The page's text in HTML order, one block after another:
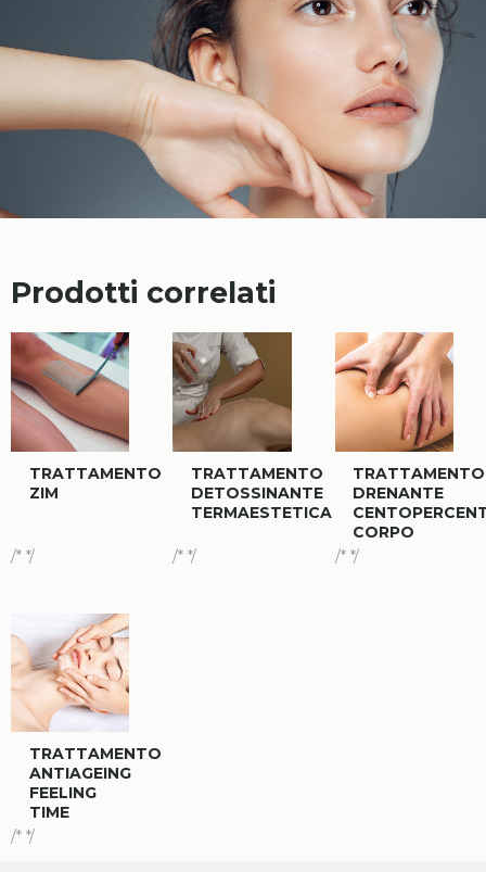
Prodotti correlati
TRATTAMENTO
ZIM
/* */
TRATTAMENTO
DETOSSINANTE
TERMAESTETICA
/* */
TRATTAMENTO
DRENANTE
CORPO
/* */
TRATTAMENTO
ANTIAGEING
FEELING
TIME
/* */